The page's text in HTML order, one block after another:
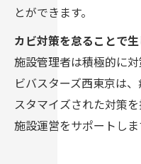
とができます。
カビ対策を怠ることで
施設管理者は積極的に
ビバスターズ西東京は
スタマイズされた対策
施設運営をサポートしま